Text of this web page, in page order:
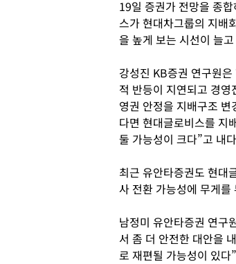
19일 증권가 전망을 종
스가 현대차그룹의 지배
을 높게 보는 시선이 늘
강성진 KB증권 연구원
적 반등이 지연되고 경영
영권 안정을 지배구조 변
다면 현대글로비스를 지
둘 가능성이 크다”고 내
최근 유안타증권도 현대
사 전환 가능성에 무게
남정미 유안타증권 연구
서 좀 더 안전한 대안을
로 재편될 가능성이 있다